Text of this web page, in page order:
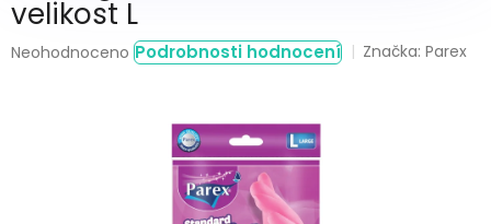
velikost L
Průměrné
Neohodnoceno Podrobnosti hodnocení Značka:Parex